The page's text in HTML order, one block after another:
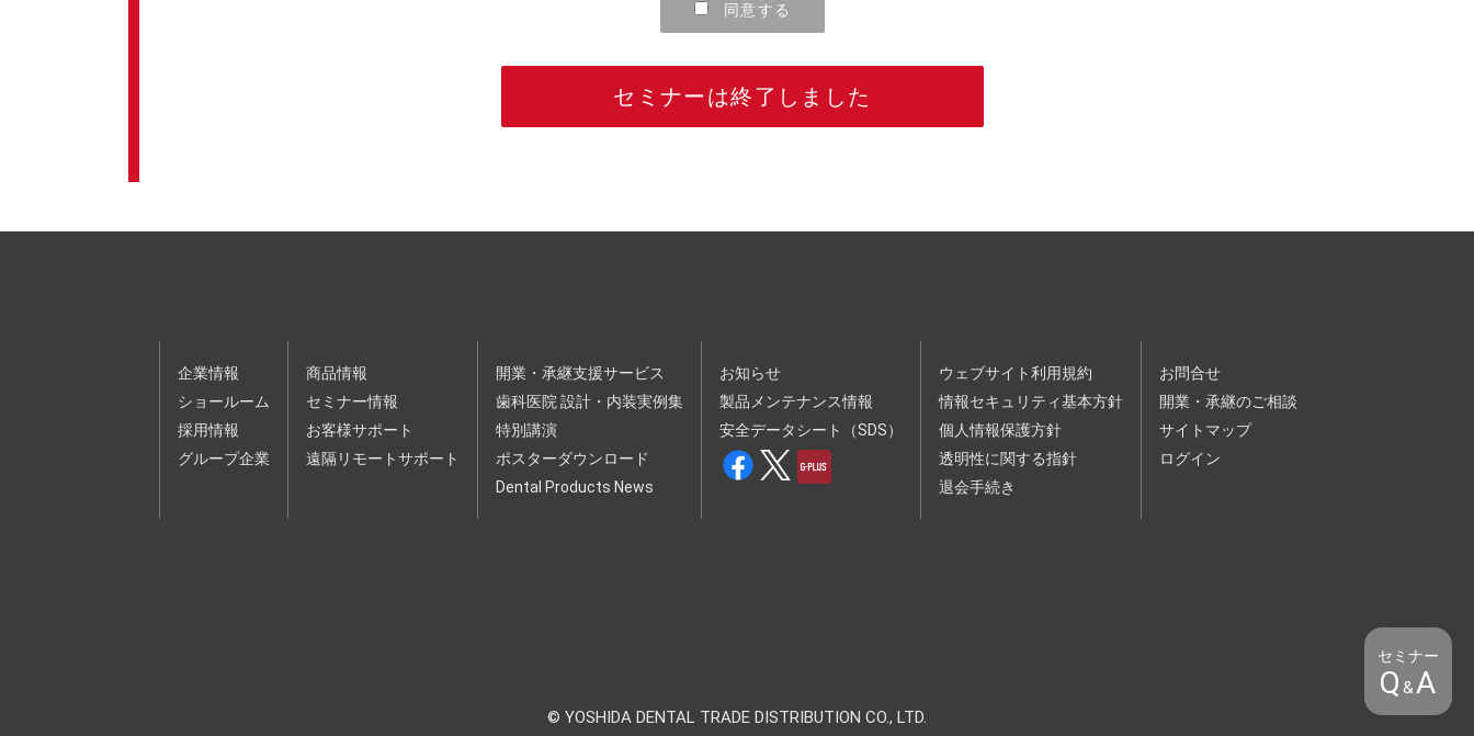
１ 本サービスの利用を希望されるお客様は、本規約に同意し、かつ、別途当社ウェブサイトに掲載される個人情報保護方針およびウェブサイト
申込時に入力した情報に基づき、当社が当該講演会・セミナーについてお客様の受講登録を行ったときに、本セミナー等利用契約が成立する
（３）暴力団、暴力団員、暴力団関係企業、総会屋、社会運動標ぼうゴロ、政治運動標ぼうゴロ、特殊知能暴力集団、その他反社会的勢力（以
下、｢反社会的勢力｣といいます。）に該当する場合またはそのおそれがある場合
（４）未成年者、被後見人、被保佐人または被補助人であって、法定代理人等による必要な同意を得ていない場合
（５）その他、当社が合理的な根拠により不適当と判断した場合
１ 本サービスは、申込をされた本人以外は受講できません。
同意する
セミナーは終了しました
企業情報
ショールーム
採用情報
グループ企業
商品情報
セミナー情報
お客様サポート
遠隔リモートサポート
開業・承継支援サービス
歯科医院 設計・内装実例集
特別講演
ポスターダウンロード
Dental Products News
お知らせ
製品メンテナンス情報
安全データシート（SDS）
ウェブサイト利用規約
情報セキュリティ基本方針
個人情報保護方針
透明性に関する指針
退会手続き
お問合せ
開業・承継のご相談
サイトマップ
ログイン
© YOSHIDA DENTAL TRADE DISTRIBUTION CO., LTD.
セミナー
Q &A